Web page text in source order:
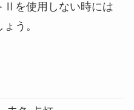
Ⅱを使用しない時には
う。